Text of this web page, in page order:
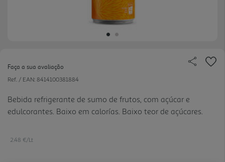
Faça a sua avaliação
Ref. / EAN: 8414100381884
Bebida refrigerante de sumo de frutos, com açúcar e
edulcorantes. Baixo em calorías. Baixo teor de açúcares.
2.48 €/Lt